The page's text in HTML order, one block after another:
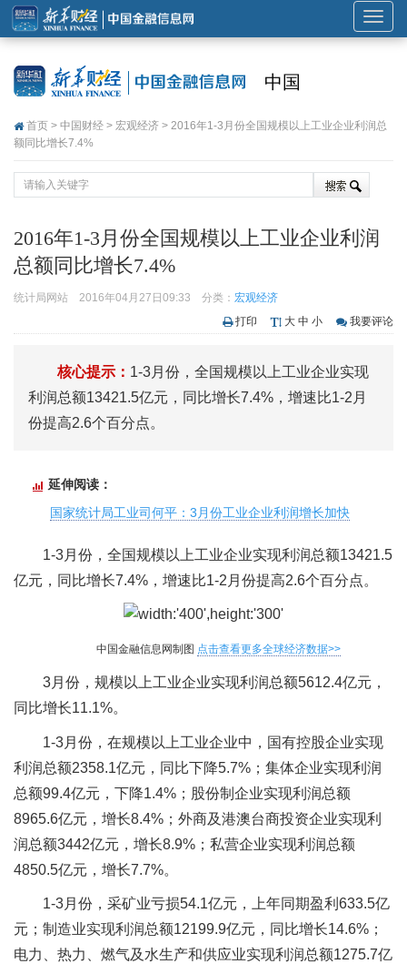
展
开
导
中国
首页 > 中国财经 > 宏观经济 > 2016年1-3月份全国规模以上工业企业利润总
额同比增长7.4%
2016年1-3月份全国规模以上工业企业利润
总额同比增长7.4%
统计局网站 2016年04月27日09:33 分类： 宏观经济
打印
大 中 小 我要评论
核心提示： 1-3月份，全国规模以上工业企业实现
利润总额13421.5亿元，同比增长7.4%，增速比1-2月
份提高2.6个百分点。
延伸阅读：
国家统计局工业司何平：3月份工业企业利润增长加快
1-3月份，全国规模以上工业企业实现利润总额13421.5
亿元，同比增长7.4%，增速比1-2月份提高2.6个百分点。
中国金融信息网制图 点击查看更多全球经济数据>>
3月份，规模以上工业企业实现利润总额5612.4亿元，
同比增长11.1%。
1-3月份，在规模以上工业企业中，国有控股企业实现
利润总额2358.1亿元，同比下降5.7%；集体企业实现利润
总额99.4亿元，下降1.4%；股份制企业实现利润总额
8965.6亿元，增长8.4%；外商及港澳台商投资企业实现利
润总额3442亿元，增长8.9%；私营企业实现利润总额
4850.5亿元，增长7.7%。
1-3月份，采矿业亏损54.1亿元，上年同期盈利633.5亿
元；制造业实现利润总额12199.9亿元，同比增长14.6%；
电力、热力、燃气及水生产和供应业实现利润总额1275.7亿